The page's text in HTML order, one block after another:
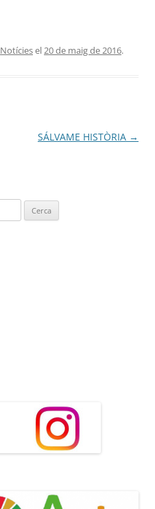
Notíciesel20 de maig de 2016.
SÁLVAME HISTÒRIA →